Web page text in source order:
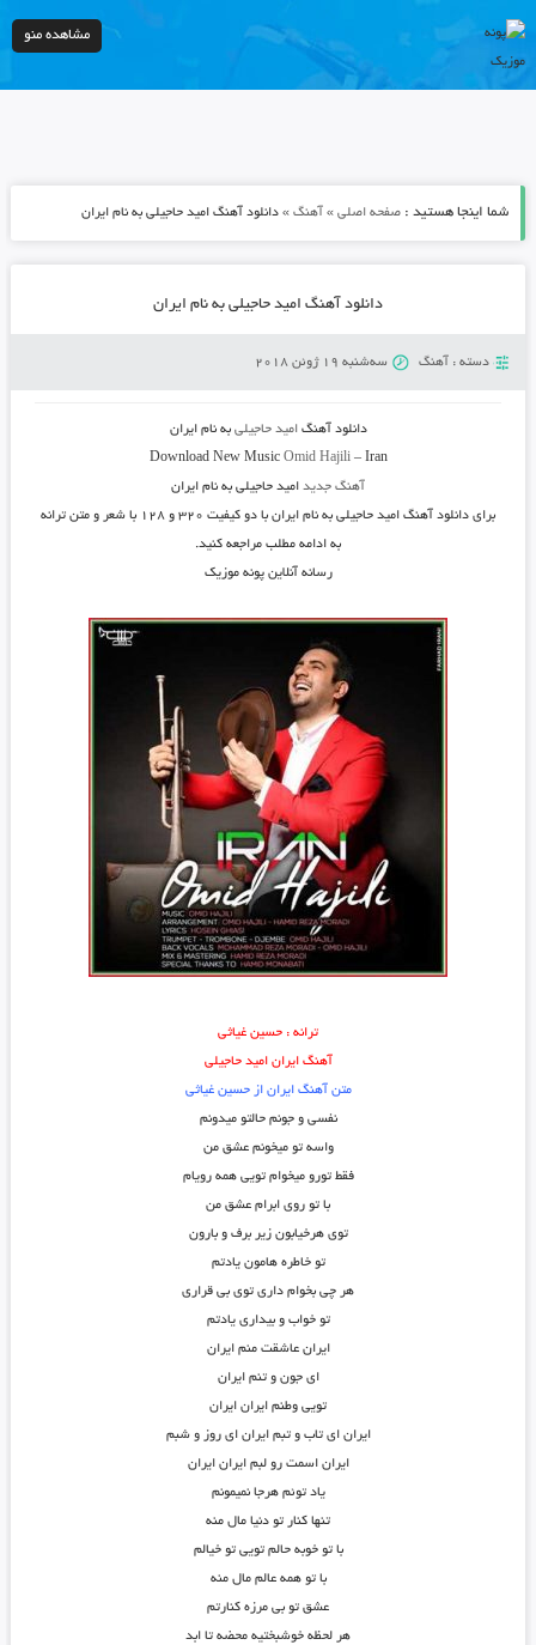
مشاهده منو
شما اینجا هستید : صفحه اصلی» آهنگ» دانلود آهنگ امید حاجیلی به نام ایران
دانلود آهنگ امید حاجیلی به نام ایران
دسته : آهنگ سه‌شنبه 19 ژوئن 2018
دانلود آهنگامید حاجیلی به نامایران
Download New Music Omid Hajili– Iran
آهنگ جدیدامید حاجیلی به نام ایران
برای دانلود آهنگ امید حاجیلیبه نامایران
با دو کیفیت ۳۲۰ و ۱۲۸ با شعر و متن ترانه
به ادامه مطلب مراجعه کنید.
رسانه آنلاین پونه موزیک
ترانه : حسین غیاثی
آهنگ ایران امید حاجیلی
متن آهنگ ایران از حسین غیاثی
نفسی و جونم حالتو میدونم
واسه تو میخونم عشق من
فقط تورو میخوام تویی همه رویام
با تو روی ابرام عشق من
توی هرخیابون زیر برف و بارون
تو خاطره هامون یادتم
هر چی بخوام داری توی بی قراری
تو خواب و بیداری یادتم
ایران عاشقت منم ایران
ای جون و تنم ایران
تویی وطنم ایران ایران
ایران ای تاب و تبم ایران ای روز و شبم
ایران اسمت رو لبم ایران ایران
یاد توئم هرجا نمیمونم
تنها کنار تو دنیا مال منه
با تو خوبه حالم تویی تو خیالم
با تو همه عالم مال منه
عشق تو بی مرزه کنارتم
هر لحظه خوشبختیه محضه تا ابد